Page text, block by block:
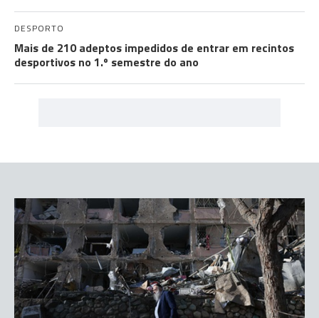
DESPORTO
Mais de 210 adeptos impedidos de entrar em recintos
desportivos no 1.º semestre do ano